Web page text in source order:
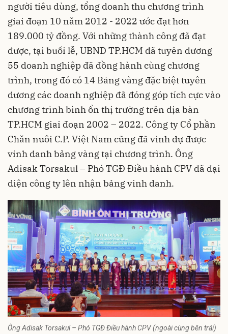
người tiêu dùng, tổng doanh thu chương trình
giai đoạn 10 năm 2012 - 2022 ước đạt hơn
189.000 tỷ đồng. Với những thành công đã đạt
được, tại buổi lễ, UBND TP.HCM đã tuyên dương
55 doanh nghiệp đã đồng hành cùng chương
trình, trong đó có 14 Bảng vàng đặc biệt tuyên
dương các doanh nghiệp đã đóng góp tích cực vào
chương trình bình ổn thị trường trên địa bàn
TP.HCM giai đoạn 2002 – 2022. Công ty Cổ phần
Chăn nuôi C.P. Việt Nam cũng đã vinh dự được
vinh danh bảng vàng tại chương trình. Ông
Adisak Torsakul – Phó TGĐ Điều hành CPV đã đại
diện công ty lên nhận bảng vinh danh.
Ông Adisak Torsakul – Phó TGĐ Điều hành CPV (ngoài cùng bên trái)